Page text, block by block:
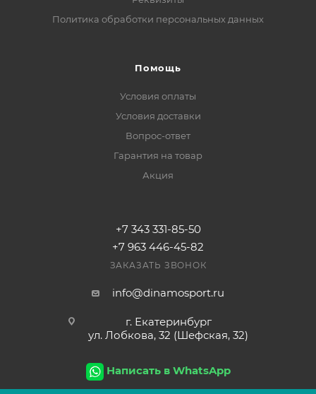
Политика обработки персональных данных
Помощь
Условия оплаты
Условия доставки
Вопрос-ответ
Гарантия на товар
Акция
+7 343 331-85-50
+7 963 446-45-82
ЗАКАЗАТЬ ЗВОНОК
info@dinamosport.ru
г. Екатеринбург
ул. Лобкова, 32 (Шефская, 32)
Написать в WhatsApp